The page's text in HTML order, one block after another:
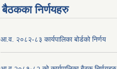
बैठकका निर्णयहरु
आ.व. २०८२-८३ कार्यपालिका बोर्डको निर्णय